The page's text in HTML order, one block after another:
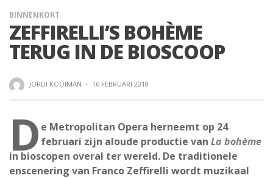
BINNENKORT
ZEFFIRELLI’S BOHÈME
TERUG IN DE BIOSCOOP
JORDI KOOIMAN · 16 FEBRUARI 2018
D e Metropolitan Opera herneemt op 24
februari zijn aloude productie van La bohème
in bioscopen overal ter wereld. De traditionele
enscenering van Franco Zeffirelli wordt muzikaal